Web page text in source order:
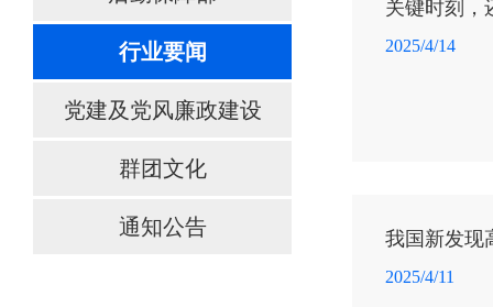
行业要闻
党建及党风廉政建设
群团文化
通知公告
关键时刻，
2025/4/14
我国新发现
2025/4/11